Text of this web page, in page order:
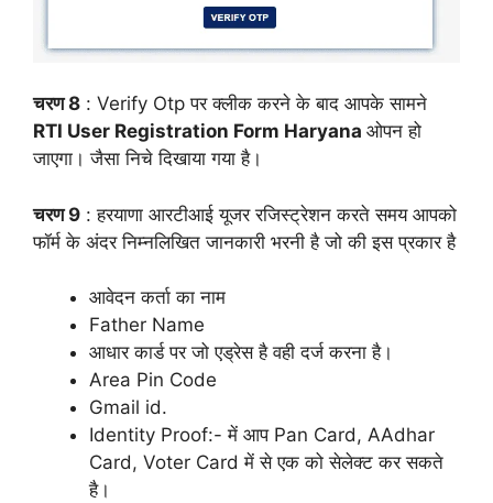
चरण 8 : Verify Otp पर क्लीक करने के बाद आपके सामने
RTI User Registration Form Haryana ओपन हो
जाएगा। जैसा निचे दिखाया गया है।
चरण 9 : हरयाणा आरटीआई यूजर रजिस्ट्रेशन करते समय आपको
फॉर्म के अंदर निम्नलिखित जानकारी भरनी है जो की इस प्रकार है
आवेदन कर्ता का नाम
Father Name
आधार कार्ड पर जो एड्रेस है वही दर्ज करना है।
Area Pin Code
Gmail id.
Identity Proof:- में आप Pan Card, AAdhar
Card, Voter Card में से एक को सेलेक्ट कर सकते
है।